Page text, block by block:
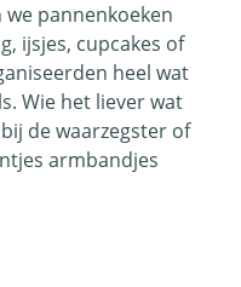
pannenkoeken
ijsjes, cupcakes of
heel wat
Wie het liever wat
de waarzegster of
armbandjes